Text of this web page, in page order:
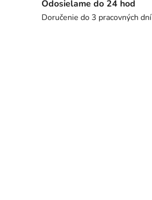
Odosielame do 24 hod
Doručenie do 3 pracovných dní